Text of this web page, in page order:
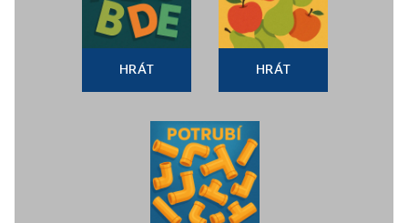
HRÁT HRÁT